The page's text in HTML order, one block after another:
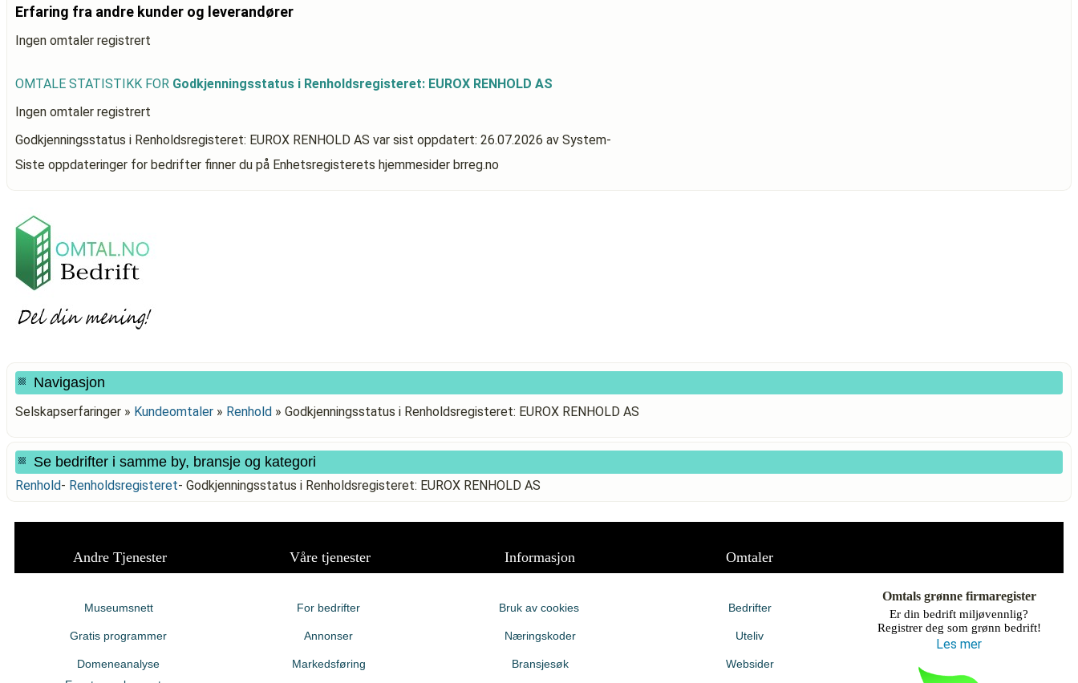
Erfaring fra andre kunder og leverandører
Ingen omtaler registrert
OMTALE STATISTIKK FOR Godkjenningsstatus i Renholdsregisteret: EUROX RENHOLD AS
Ingen omtaler registrert
Godkjenningsstatus i Renholdsregisteret: EUROX RENHOLD AS var sist oppdatert: 26.07.2026 av System-
Siste oppdateringer for bedrifter finner du på Enhetsregisterets hjemmesider brreg.no
Navigasjon
Selskapserfaringer » Kundeomtaler » Renhold » Godkjenningsstatus i Renholdsregisteret: EUROX RENHOLD AS
Se bedrifter i samme by, bransje og kategori
Renhold- Renholdsregisteret- Godkjenningsstatus i Renholdsregisteret: EUROX RENHOLD AS
Andre Tjenester Våre tjenester Informasjon Omtaler
Museumsnett
Gratis programmer
Domeneanalyse
For bedrifter
Annonser
Markedsføring
Bruk av cookies
Næringskoder
Bransjesøk
Bedrifter
Uteliv
Websider
Omtals grønne firmaregister
Er din bedrift miljøvennlig?
Registrer deg som grønn bedrift!
Les mer